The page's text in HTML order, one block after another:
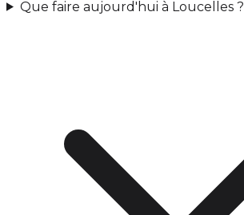
Que faire aujourd'hui à Loucelles ?